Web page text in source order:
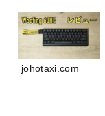
johotaxi.com